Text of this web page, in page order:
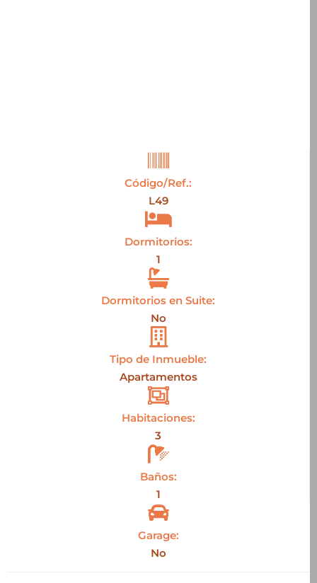
Código/Ref.:
L49
Dormitorios:
1
Dormitorios en Suite:
No
Tipo de Inmueble:
Apartamentos
Habitaciones:
3
Baños:
1
Garage:
No